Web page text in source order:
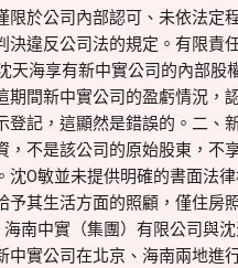
限於公司內部認可、未依法定
決違反公司法的規定。有限責
天海享有新中實公司的內部股
期間新中實公司的盈虧情況，
登記，這顯然是錯誤的。二、
，不是該公司的原始股東，不
沈O敏並未提供明確的書面法
予其生活方面的照顧，僅住房
南中實（集團）有限公司與
中實公司在北京、海南兩地進